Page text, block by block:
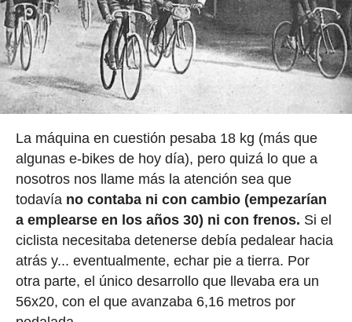
La máquina en cuestión pesaba 18 kg (más que
algunas e-bikes de hoy día), pero quizá lo que a
nosotros nos llame más la atención sea que
todavía no contaba ni con cambio (empezarían
a emplearse en los años 30) ni con frenos. Si el
ciclista necesitaba detenerse debía pedalear hacia
atrás y... eventualmente, echar pie a tierra. Por
otra parte, el único desarrollo que llevaba era un
56x20, con el que avanzaba 6,16 metros por